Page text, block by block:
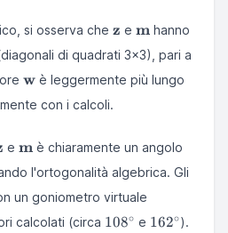
si osserva che \mathbf{z}
z e \mathbf{m}
m hanno
di quadrati 3x3), pari a
\mathbf{w}
w è leggermente più lungo
con i calcoli.
e \mathbf{m}
m è chiaramente un angolo
l'ortogonalità algebrica. Gli
un goniometro virtuale
calcolati (circa 108^\circ
108∘ e 162^\circ
162∘).